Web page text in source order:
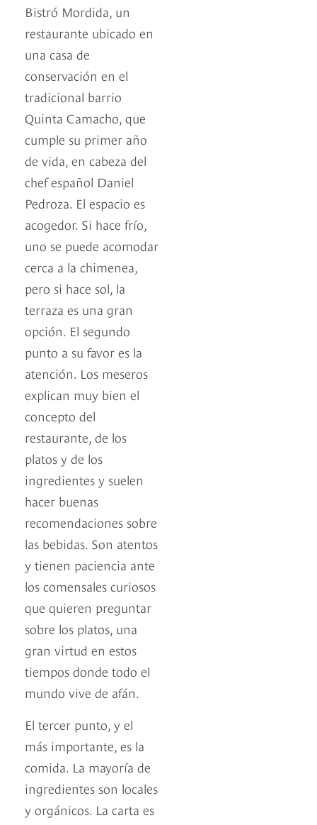
Bistró Mordida, un
restaurante ubicado en
una casa de
conservación en el
tradicional barrio
Quinta Camacho, que
cumple su primer año
de vida, en cabeza del
chef español Daniel
Pedroza. El espacio es
acogedor. Si hace frío,
uno se puede acomodar
cerca a la chimenea,
pero si hace sol, la
terraza es una gran
opción. El segundo
punto a su favor es la
atención. Los meseros
explican muy bien el
concepto del
restaurante, de los
platos y de los
ingredientes y suelen
hacer buenas
recomendaciones sobre
las bebidas. Son atentos
y tienen paciencia ante
los comensales curiosos
que quieren preguntar
sobre los platos, una
gran virtud en estos
tiempos donde todo el
mundo vive de afán.
El tercer punto, y el
más importante, es la
comida. La mayoría de
ingredientes son locales
y orgánicos. La carta es